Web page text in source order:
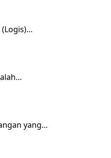
(Logis)…
yang…